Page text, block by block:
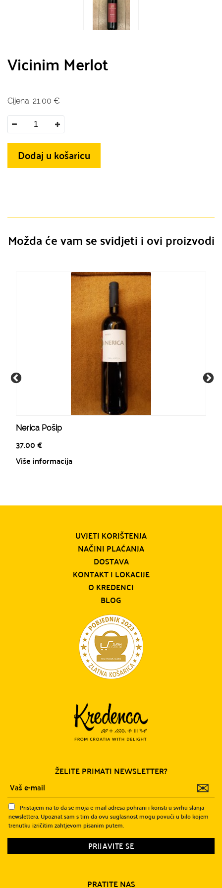
Vicinim Merlot
Cijena: 21.00 €
Dodaj u košaricu
Možda će vam se svidjeti i ovi proizvodi
Nerica Pošip
37.00€
Više informacija
UVJETI KORIŠTENJA
NAČINI PLAĆANJA
DOSTAVA
KONTAKT I LOKACIJE
O KREDENCI
BLOG
ŽELITE PRIMATI NEWSLETTER?
✉
Pristajem na to da se moja e-mail adresa pohrani i koristi u svrhu slanja
newslettera. Upoznat sam s tim da ovu suglasnost mogu povući u bilo kojem
trenutku izričitim zahtjevom pisanim putem.
PRATITE NAS